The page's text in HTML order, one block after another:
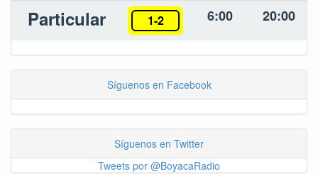
Particular 1-2 6:00 20:00
Síguenos en Facebook
Síguenos en Twitter
Tweets por @BoyacaRadio